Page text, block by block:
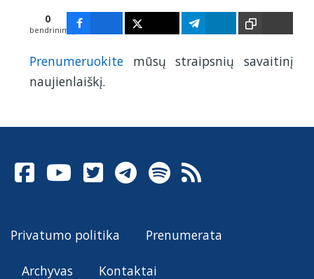
0
bendrinimų
Prenumeruokite mūsų straipsnių savaitinį
naujienlaiškį.
Privatumo politika Prenumerata
Archyvas Kontaktai